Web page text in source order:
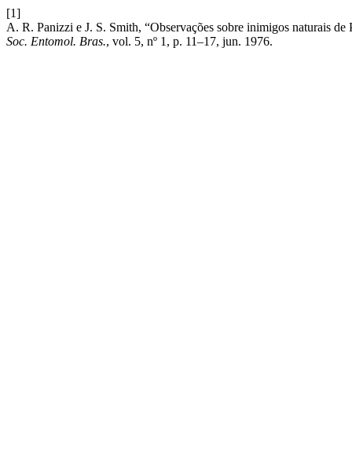
[1]
A. R. Panizzi e J. S. Smith, “Observações sobre inimigos naturais
Soc. Entomol. Bras., vol. 5, nº 1, p. 11–17, jun. 1976.